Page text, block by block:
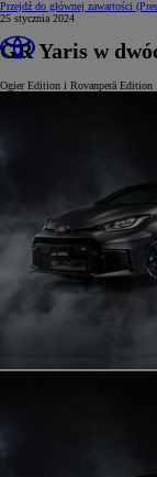
Przejdź do głównej zawartości
25 stycznia 2024
GR Yaris w
Ogier Edition i Rovanperä Edition